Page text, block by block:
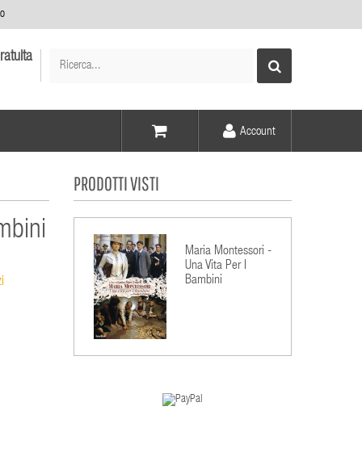
Elementi -
Account
PRODOTTI VISTI
Maria Montessori -
Una Vita Per I
Bambini